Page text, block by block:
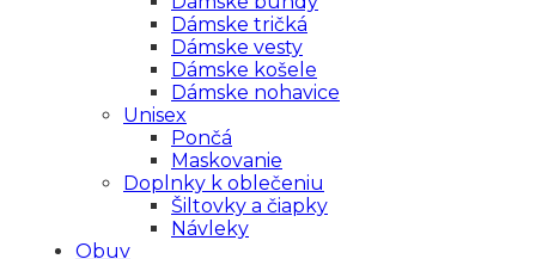
Dámske tričká
Dámske vesty
Dámske košele
Dámske nohavice
Unisex
Pončá
Maskovanie
Doplnky k oblečeniu
Šiltovky a čiapky
Návleky
Obuv